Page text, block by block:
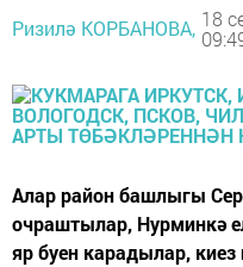
Ризилә КОРБАНОВА, 18
Алар район башлыгы
очраштылар, Нурминкә
яр буен карадылар,